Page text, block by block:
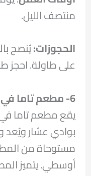
منتصف الليل.
الحجوزات:يُنصح
على طاولة. احجز
6- مطعم تاما في اور هابيتاس
يقع مطعم تاما في
بوادي عشار
مستوحاة من
أوسطي. يتميز